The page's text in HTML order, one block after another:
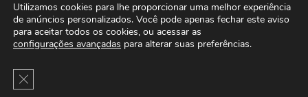
Utilizamos cookies para lhe proporcionar uma melhor experiência
de anúncios personalizados. Você pode apenas fechar este aviso
para aceitar todos os cookies, ou acessar as
configurações avançadas para alterar suas preferências.
Close GDPR Cookie Banner